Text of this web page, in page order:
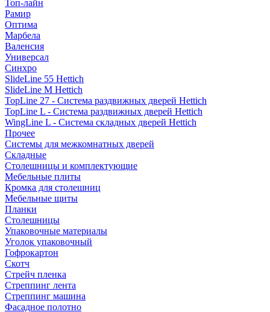
Топ-лайн
Рамир
Оптима
Марбела
Валенсия
Универсал
Синхро
SlideLine 55 Hettich
SlideLine M Hettich
TopLine 27 - Система раздвижных дверей Hettich
TopLine L - Система раздвижных дверей Hettich
WingLine L - Система складных дверей Hettich
Прочее
Системы для межкомнатных дверей
Складные
Столешницы и комплектующие
Мебельные плиты
Кромка для столешниц
Мебельные щиты
Планки
Столешницы
Упаковочные материалы
Уголок упаковочный
Гофрокартон
Скотч
Стрейч пленка
Стреппинг лента
Стреппинг машина
Фасадное полотно